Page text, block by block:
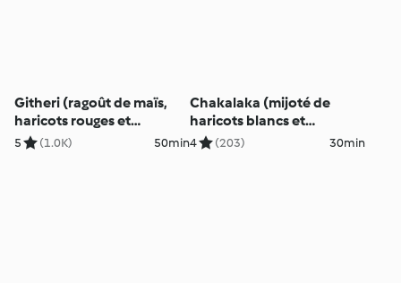
Githeri (ragoût de maïs,
haricots rouges et
crevettes)
5 (1.0K) 50min
Chakalaka (mijoté de
haricots blancs et
poivron)
4 (203) 30min